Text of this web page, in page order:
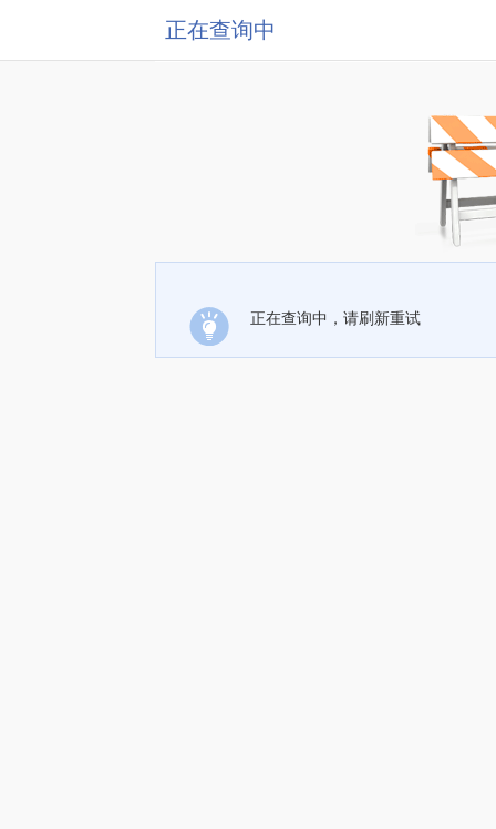
正在查询中
正在查询中，请刷新重试